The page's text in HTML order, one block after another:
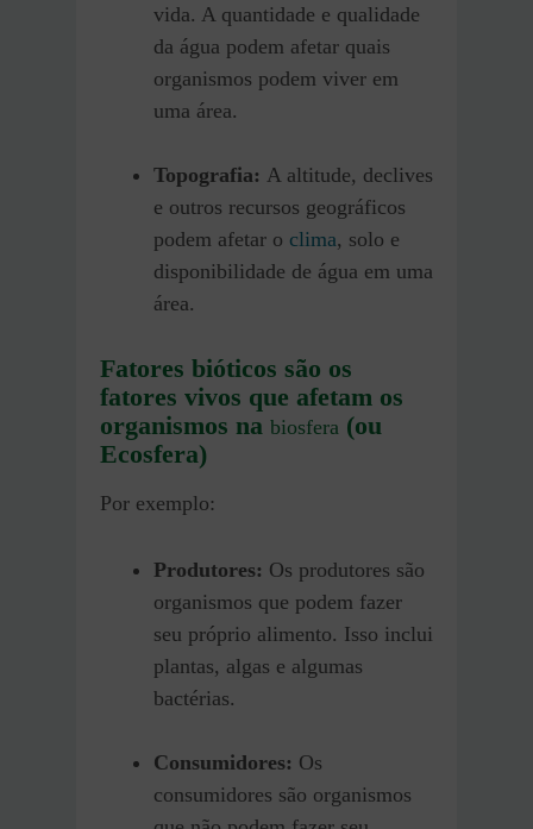
vida. A quantidade e qualidade
da água podem afetar quais
organismos podem viver em
uma área.
Topografia: A altitude, declives
e outros recursos geográficos
podem afetar o clima, solo e
disponibilidade de água em uma
área.
Fatores bióticos são os
fatores vivos que afetam os
organismos na biosfera (ou
Ecosfera)
Por exemplo:
Produtores: Os produtores são
organismos que podem fazer
seu próprio alimento. Isso inclui
plantas, algas e algumas
bactérias.
Consumidores: Os
consumidores são organismos